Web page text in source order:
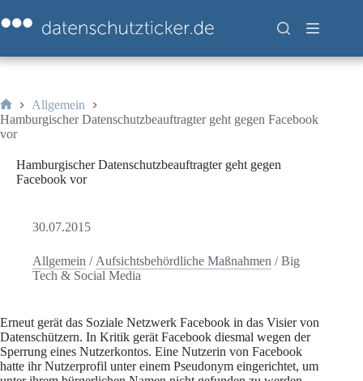
Inhalt
springen
Start
Allgemein
Hamburgischer Datenschutzbeauftragter geht gegen Facebook
vor
Hamburgischer Datenschutzbeauftragter geht gegen
Facebook vor
30.07.2015
Allgemein / Aufsichtsbehördliche Maßnahmen /Big
Tech & Social Media
Erneut gerät das Soziale Netzwerk Facebook in das Visier von
Datenschützern. In Kritik gerät Facebook diesmal wegen der
Sperrung eines Nutzerkontos. Eine Nutzerin von Facebook
hatte ihr Nutzerprofil unter einem Pseudonym eingerichtet, um